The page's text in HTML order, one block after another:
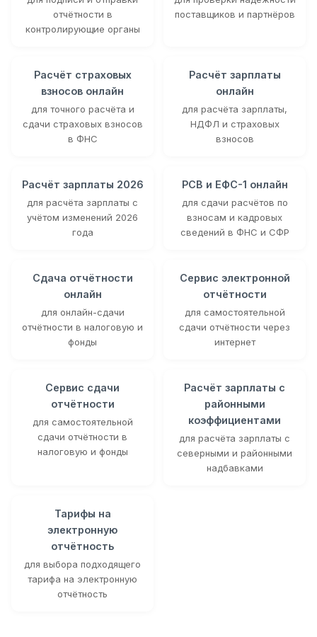
отчётности в
контролирующие органы
поставщиков и партнёров
Расчёт страховых
взносов онлайн
для точного расчёта и
сдачи страховых взносов
в ФНС
Расчёт зарплаты
онлайн
для расчёта зарплаты,
НДФЛ и страховых
взносов
Расчёт зарплаты 2026
для расчёта зарплаты с
учётом изменений 2026
года
РСВ и ЕФС-1 онлайн
для сдачи расчётов по
взносам и кадровых
сведений в ФНС и СФР
Сдача отчётности
онлайн
для онлайн-сдачи
отчётности в налоговую и
фонды
Сервис электронной
отчётности
для самостоятельной
сдачи отчётности через
интернет
Сервис сдачи
отчётности
для самостоятельной
сдачи отчётности в
налоговую и фонды
Расчёт зарплаты с
районными
коэффициентами
для расчёта зарплаты с
северными и районными
надбавками
Тарифы на
электронную
отчётность
для выбора подходящего
тарифа на электронную
отчётность